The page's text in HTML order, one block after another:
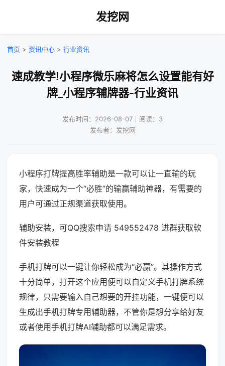
发挖网
首页 > 资讯中心 > 行业资讯
速成教学!小程序微乐麻将怎么设置能有好
牌_小程序辅牌器-行业资讯
发布时间：2026-08-07｜阅读：3
发布者：发挖网
小程序打牌提高胜率辅助是一款可以让一直输的玩
家，快速成为一个“必胜”的输赢辅助神器，有需要的
用户可通过正规渠道获取使用。
辅助安装，可QQ搜索申请 549552478 进群获取软
件安装教程
手机打牌可以一键让你轻松成为“必赢”。其操作方式
十分简单，打开这个应用便可以自定义手机打牌系统
规律，只需要输入自己想要的开挂功能，一键便可以
生成出手机打牌专用辅助器，不管你是想分享给好友
或者使用手机打牌AI辅助都可以满足需求。